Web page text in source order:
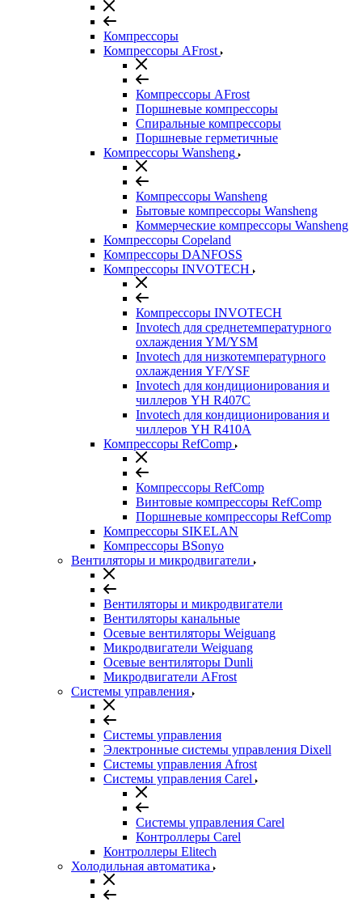
Компрессоры
Компрессоры AFrost
Компрессоры AFrost
Поршневые компрессоры
Спиральные компрессоры
Поршневые герметичные
Компрессоры Wansheng
Компрессоры Wansheng
Бытовые компрессоры Wansheng
Коммерческие компрессоры Wansheng
Компрессоры Copeland
Компрессоры DANFOSS
Компрессоры INVOTECH
Компрессоры INVOTECH
Invotech для среднетемпературного
охлаждения YM/YSM
Invotech для низкотемпературного
охлаждения YF/YSF
Invotech для кондиционирования и
чиллеров YH R407C
Invotech для кондиционирования и
чиллеров YH R410A
Компрессоры RefComp
Компрессоры RefComp
Винтовые компрессоры RefComp
Поршневые компрессоры RefComp
Компрессоры SIKELAN
Компрессоры BSonyo
Вентиляторы и микродвигатели
Вентиляторы и микродвигатели
Вентиляторы канальные
Осевые вентиляторы Weiguang
Микродвигатели Weiguang
Осевые вентиляторы Dunli
Микродвигатели AFrost
Системы управления
Системы управления
Электронные системы управления Dixell
Системы управления Afrost
Системы управления Carel
Системы управления Carel
Контроллеры Carel
Контроллеры Elitech
Холодильная автоматика